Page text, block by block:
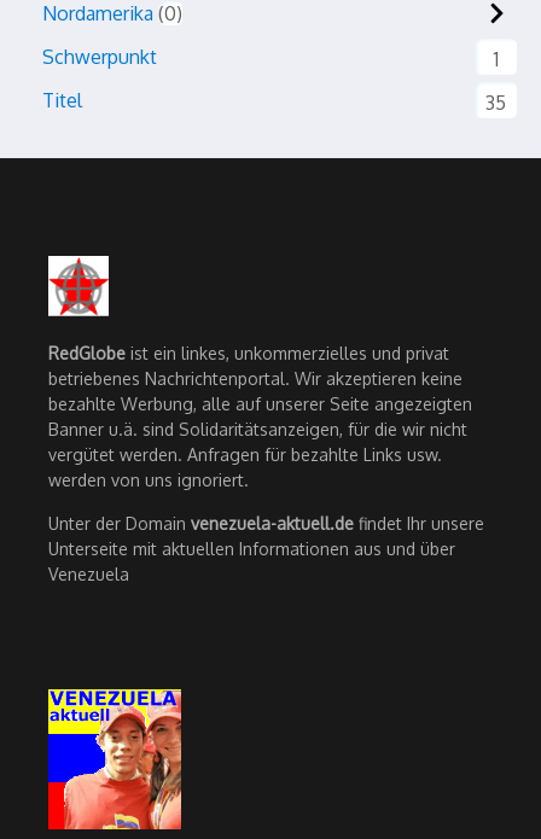
Nordamerika 0
Schwerpunkt
1
Titel
35
RedGlobe ist ein linkes, unkommerzielles und privat
betriebenes Nachrichtenportal. Wir akzeptieren keine
bezahlte Werbung, alle auf unserer Seite angezeigten
Banner u.ä. sind Solidaritätsanzeigen, für die wir nicht
vergütet werden. Anfragen für bezahlte Links usw.
werden von uns ignoriert.
Unter der Domain venezuela-aktuell.de findet Ihr unsere
Unterseite mit aktuellen Informationen aus und über
Venezuela